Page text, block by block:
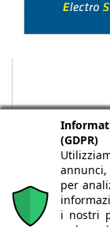
(GDPR)
per
i nostri